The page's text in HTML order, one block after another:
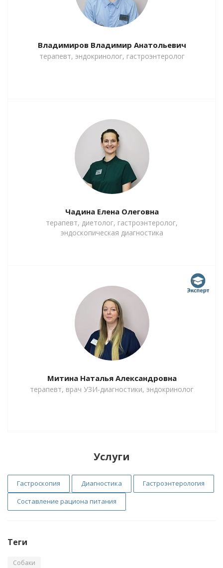
Владимиров Владимир Анатольевич
терапевт, эндокринолог, гастроэнтеролог
Чадина Елена Олеговна
терапевт, диетолог, гастроэнтеролог,
эндоскопическая диагностика
Митина Наталья Александровна
терапевт, врач УЗИ-диагностики, эндокринолог
Услуги
Гастроскопия Диагностика
Гастроэнтерология
Составление рациона питания
Теги
Собаки